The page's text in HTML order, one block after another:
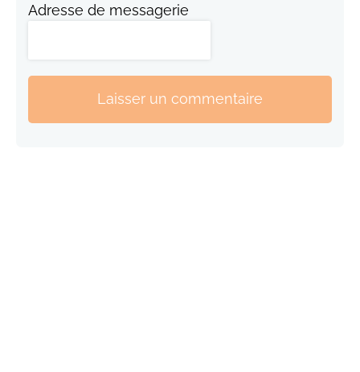
Adresse de messagerie
Laisser un commentaire